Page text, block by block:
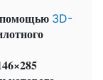
помощью 3D-